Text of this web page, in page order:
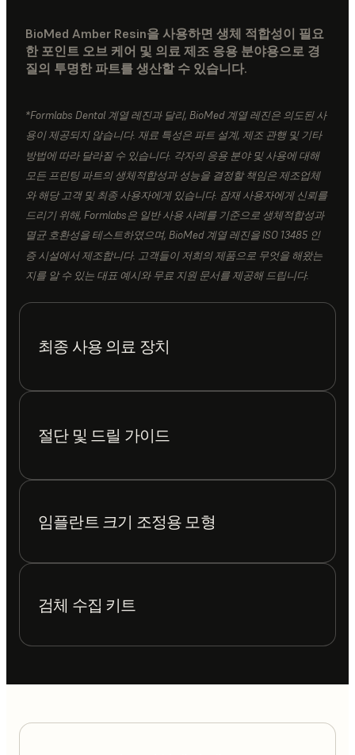
BioMed Amber Resin을 사용하면 생체 적합성이 필요
한 포인트 오브 케어 및 의료 제조 응용 분야용으로 경
질의 투명한 파트를 생산할 수 있습니다.
*Formlabs Dental 계열 레진과 달리, BioMed 계열 레진은 의도된 사
용이 제공되지 않습니다. 재료 특성은 파트 설계, 제조 관행 및 기타
방법에 따라 달라질 수 있습니다. 각자의 응용 분야 및 사용에 대해
모든 프린팅 파트의 생체적합성과 성능을 결정할 책임은 제조업체
와 해당 고객 및 최종 사용자에게 있습니다. 잠재 사용자에게 신뢰를
드리기 위해, Formlabs은 일반 사용 사례를 기준으로 생체적합성과
멸균 호환성을 테스트하였으며, BioMed 계열 레진을 ISO 13485 인
증 시설에서 제조합니다. 고객들이 저희의 제품으로 무엇을 해왔는
지를 알 수 있는 대표 예시와 무료 지원 문서를 제공해 드립니다.
최종 사용 의료 장치
절단 및 드릴 가이드
임플란트 크기 조정용 모형
검체 수집 키트